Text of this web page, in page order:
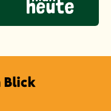
Blick